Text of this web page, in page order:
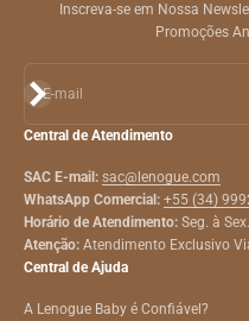
Inscreva-se em Nossa
Promoções
E-mail
Assinar
Central de Atendimento
SAC E-mail: sac@lenogue.com
WhatsApp Comercial: +55 (34)
Horário de Atendimento: Seg. à
Atenção: Atendimento Exclusivo
Central de Ajuda
A Lenogue Baby é Confiável?